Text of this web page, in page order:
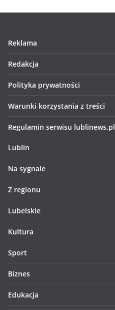
Reklama
Redakcja
Polityka prywatności
Warunki korzystania z treści
Regulamin serwisu lublinews.pl
Lublin
Na sygnale
Z regionu
Lubelskie
Kultura
Sport
Biznes
Edukacja